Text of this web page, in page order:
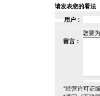
请发表您的看法
用户：
您要
留言：
*经营许可证